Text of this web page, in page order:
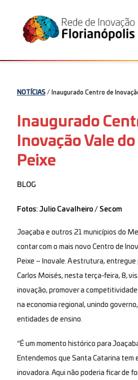
NOTÍCIAS/ Inaugurado Centro de
Inaugurado
Inovação Vale
Peixe
BLOG
Fotos: Julio Cavalheiro / Secom
Joaçaba e outros 21 municípios do
contar com o mais novo Centro de
Peixe – Inovale. A estrutura,
Carlos Moisés, nesta terça-feira, 8,
inovação, promover a
na economia regional, unindo
entidades de ensino.
“É um momento histórico para
Entendemos que Santa Catarina tem
inovadora. Aqui não poderia ficar de